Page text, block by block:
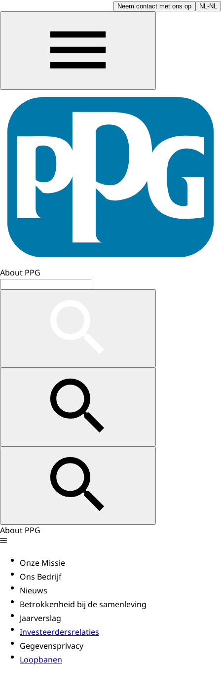
Neem contact met ons op NL-NL
About PPG
About PPG
Onze Missie
Ons Bedrijf
Nieuws
Betrokkenheid bij de samenleving
Jaarverslag
Investeerdersrelaties
Gegevensprivacy
Loopbanen